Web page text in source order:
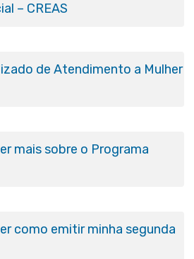
– CREAS
de Atendimento a Mulher
mais sobre o Programa
como emitir minha segunda